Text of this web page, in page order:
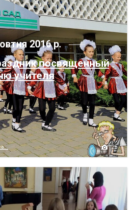
2016 р.
посвященный
учителя
26